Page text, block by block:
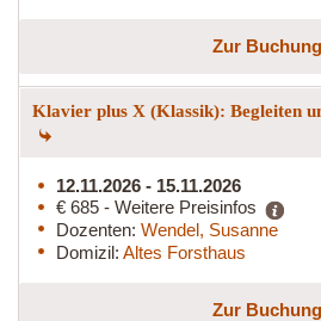
Zur Buchung
Klavier plus X (Klassik): Begleiten
12.11.2026 - 15.11.2026
€ 685 - Weitere Preisinfos
Dozenten: Wendel, Susanne
Domizil: Altes Forsthaus
Zur Buchung